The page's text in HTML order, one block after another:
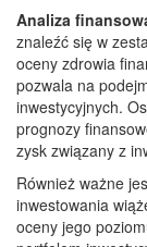
Analiza
znaleźć się w
oceny zdrowia
pozwala na
inwestycyjnych.
prognozy
zysk związany z
Również ważne
inwestowania
oceny jego